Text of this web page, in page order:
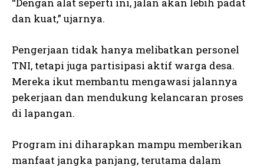
dan kuat,” ujarnya.
Pengerjaan tidak hanya melibatkan personel
TNI, tetapi juga partisipasi aktif warga desa.
Mereka ikut membantu mengawasi jalannya
pekerjaan dan mendukung kelancaran proses
di lapangan.
Program ini diharapkan mampu memberikan
manfaat jangka panjang, terutama dalam